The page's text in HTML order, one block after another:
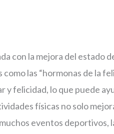
con la mejora del estado
las “hormonas de la
felicidad, lo que puede
físicas no solo
eventos deportivos,